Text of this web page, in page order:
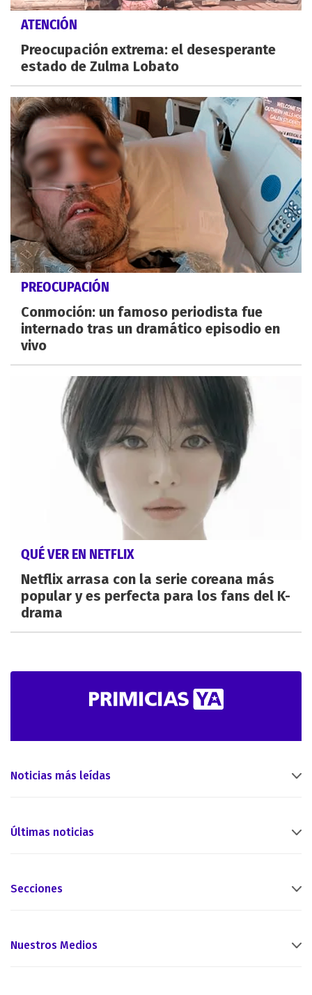
ATENCIÓN
Preocupación extrema: el desesperante
estado de Zulma Lobato
PREOCUPACIÓN
Conmoción: un famoso periodista fue
internado tras un dramático episodio en
vivo
QUÉ VER EN NETFLIX
Netflix arrasa con la serie coreana más
popular y es perfecta para los fans del K-
drama
Noticias más leídas
Últimas noticias
Secciones
Nuestros Medios